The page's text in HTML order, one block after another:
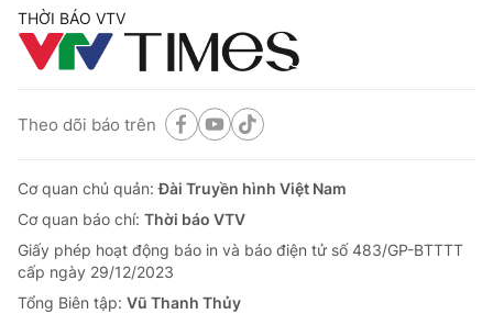
THỜI BÁO VTV
Theo dõi báo trên
Cơ quan chủ quản:Đài Truyền hình Việt Nam
Cơ quan báo chí: Thời báo VTV
Giấy phép hoạt động báo in và báo điện tử số 483/GP-BTTTT
cấp ngày 29/12/2023
Tổng Biên tập: Vũ Thanh Thủy